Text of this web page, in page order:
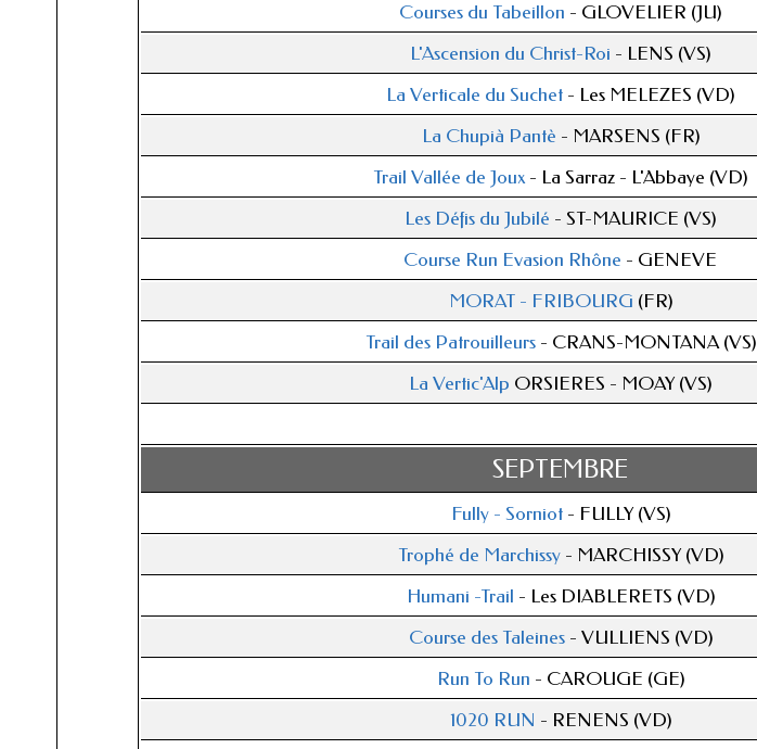
Courses du Tabeillon - GLOVELIER (JU)
L'Ascension du Christ-Roi - LENS (VS)
La Verticale du Suchet - Les MELEZES (VD)
La Chupià Pantè - MARSENS (FR)
Trail Vallée de Joux- La Sarraz - L'Abbaye (VD)
Les Défis du Jubilé - ST-MAURICE (VS)
Course Run Evasion Rhône - GENEVE
MORAT - FRIBOURG (FR)
Trail des Patrouilleurs - CRANS-MONTANA (VS)
La Vertic'Alp ORSIERES - MOAY (VS)
SEPTEMBRE
Fully - Sorniot- FULLY (VS)
Trophé de Marchissy - MARCHISSY (VD)
Humani -Trail - Les DIABLERETS (VD)
Course des Taleines- VULLIENS (VD)
Run To Run - CAROUGE (GE)
1020 RUN - RENENS (VD)